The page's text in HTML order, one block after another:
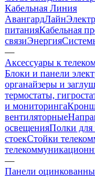
Кабельная Линия
АвангардЛайн
питанияКабельная
связиЭнергия
—
Аксессуары к
Блоки и панели
органайзеры и
термостаты,
и мониторинга
вентиляторные
освещенияПолки
стоекСтойки
—
Панели